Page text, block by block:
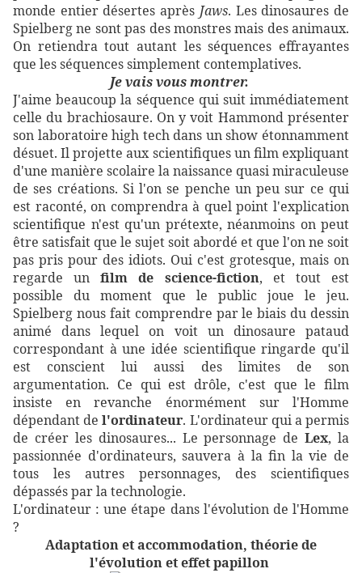
monde entier désertes après Jaws. Les dinosaures de
Spielberg ne sont pas des monstres mais des animaux.
On retiendra tout autant les séquences effrayantes
que les séquences simplement contemplatives.
Je vais vous montrer.
J'aime beaucoup la séquence qui suit immédiatement
celle du brachiosaure. On y voit Hammond présenter
son laboratoire high tech dans un show étonnamment
désuet. Il projette aux scientifiques un film expliquant
d'une manière scolaire la naissance quasi miraculeuse
de ses créations. Si l'on se penche un peu sur ce qui
est raconté, on comprendra à quel point l'explication
scientifique n'est qu'un prétexte, néanmoins on peut
être satisfait que le sujet soit abordé et que l'on ne soit
pas pris pour des idiots. Oui c'est grotesque, mais on
regarde unfilm de science-fiction, et tout est
possible du moment que le public joue le jeu.
Spielberg nous fait comprendre par le biais du dessin
animé dans lequel on voit un dinosaure pataud
correspondant à une idée scientifique ringarde qu'il
est conscient lui aussi des limites de son
argumentation. Ce qui est drôle, c'est que le film
insiste en revanche énormément sur l'Homme
dépendant del'ordinateur. L'ordinateur qui a permis
de créer les dinosaures... Le personnage deLex, la
passionnée d'ordinateurs, sauvera à la fin la vie de
tous les autres personnages, des scientifiques
dépassés par la technologie.
L'ordinateur : une étape dans l'évolution de l'Homme
?
Adaptation et accommodation, théorie de
l'évolution et effet papillon